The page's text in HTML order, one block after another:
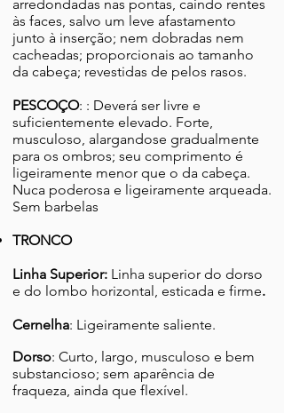
arredondadas nas pontas, caindo rentes
às faces, salvo um leve afastamento
junto à inserção; nem dobradas nem
cacheadas; proporcionais ao tamanho
da cabeça; revestidas de pelos rasos.
PESCOÇO: : Deverá ser livre e
suficientemente elevado. Forte,
musculoso, alargandose gradualmente
para os ombros; seu comprimento é
ligeiramente menor que o da cabeça.
Nuca poderosa e ligeiramente arqueada.
Sem barbelas
TRONCO
Linha Superior: Linha superior do dorso
e do lombo horizontal, esticada e firme.
Cernelha: Ligeiramente saliente.
Dorso: Curto, largo, musculoso e bem
substancioso; sem aparência de
fraqueza, ainda que flexível.